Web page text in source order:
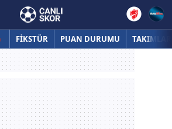
FİKSTÜR PUAN DURUMU TAKIMLAR